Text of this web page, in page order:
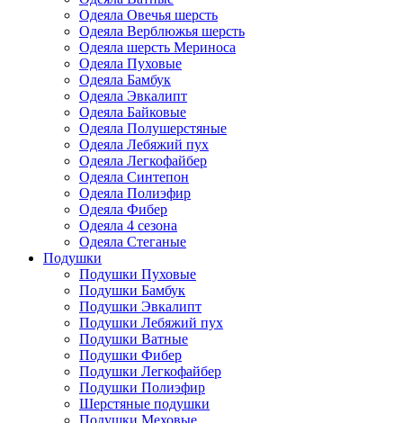
Одеяла Овечья шерсть
Одеяла Верблюжья шерсть
Одеяла шерсть Мериноса
Одеяла Пуховые
Одеяла Бамбук
Одеяла Эвкалипт
Одеяла Байковые
Одеяла Полушерстяные
Одеяла Лебяжий пух
Одеяла Легкофайбер
Одеяла Синтепон
Одеяла Полиэфир
Одеяла Фибер
Одеяла 4 сезона
Одеяла Стеганые
Подушки
Подушки Пуховые
Подушки Бамбук
Подушки Эвкалипт
Подушки Лебяжий пух
Подушки Ватные
Подушки Фибер
Подушки Легкофайбер
Подушки Полиэфир
Шерстяные подушки
Подушки Меховые